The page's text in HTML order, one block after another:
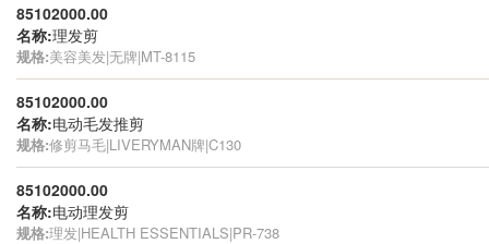
85102000.00
名称:理发剪
规格:美容美发|无牌|MT-8115
85102000.00
名称:电动毛发推剪
规格:修剪马毛|LIVERYMAN牌|C130
85102000.00
名称:电动理发剪
规格:理发|HEALTH ESSENTIALS|PR-738